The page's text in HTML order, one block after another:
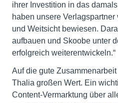
ihrer Investition in das
haben unsere
und Weitsicht bewiesen.
aufbauen und Skoobe unter
erfolgreich weiterentwickeln.“
Auf die gute
Thalia großen Wert. Ein
Content-Vermarktung über